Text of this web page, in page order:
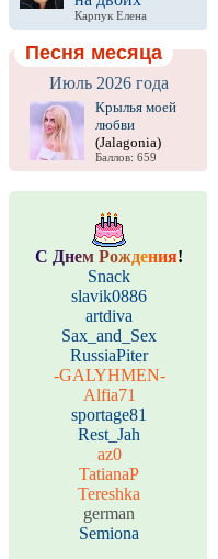
Карпук Елена
Песня месяца
Июль 2026 года
Крылья моей
любви
(Jalagonia)
Баллов: 659
С Днем Рождения!
Snack
slavik0886
artdiva
Sax_and_Sex
RussiaPiter
-GALYHMEN-
Alfia71
sportage81
Rest_Jah
az0
TatianaP
Tereshka
german
Semiona